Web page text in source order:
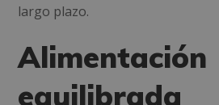
largo plazo.
Alimentación
equilibrada